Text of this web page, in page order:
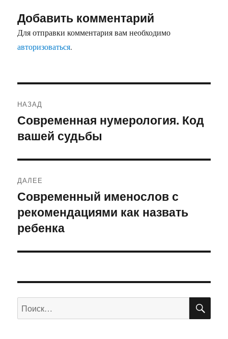
Добавить комментарий
Для отправки комментария вам необходимо
авторизоваться.
по
записям
НАЗАД
Предыдущая
запись:
Современная нумерология. Код
вашей судьбы
ДАЛЕЕ
Следующая
запись:
Современный именослов с
рекомендациями как назвать
ребенка
Искать: